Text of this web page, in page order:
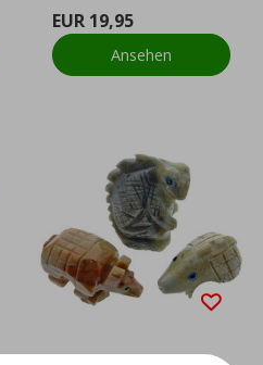
EUR 19,95
Ansehen